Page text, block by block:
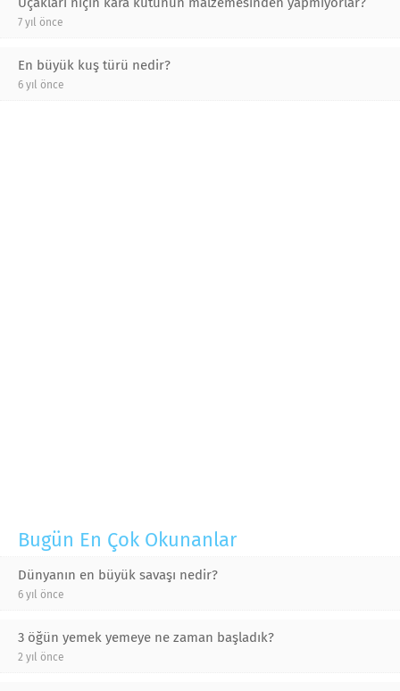
7 yıl önce
En büyük kuş türü nedir?
6 yıl önce
Bugün En Çok Okunanlar
Dünyanın en büyük savaşı nedir?
6 yıl önce
3 öğün yemek yemeye ne zaman başladık?
2 yıl önce